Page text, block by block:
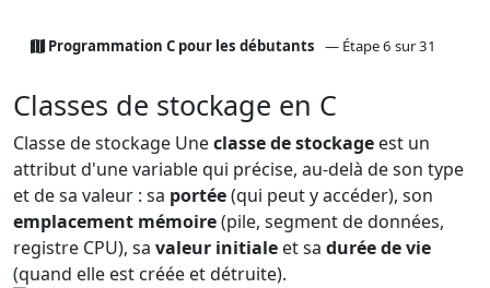
Programmation C pour les débutants — Étape 6 sur 31
Classes de stockage en C
Classe de stockage Uneclasse de stockage est un
attribut d'une variable qui précise, au-delà de son type
et de sa valeur : sa portée(qui peut y accéder), son
emplacement mémoire(pile, segment de données,
registre CPU), sa valeur initiale et sa durée de vie
(quand elle est créée et détruite).